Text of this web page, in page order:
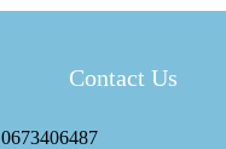
Contact Us
0673406487